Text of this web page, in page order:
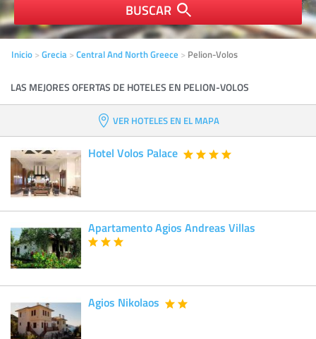
BUSCAR
Inicio Grecia Central And North Greece Pelion-Volos
LAS MEJORES OFERTAS DE HOTELES EN PELION-VOLOS
VER HOTELES EN EL MAPA
Hotel Volos Palace
Apartamento Agios Andreas Villas
Agios Nikolaos